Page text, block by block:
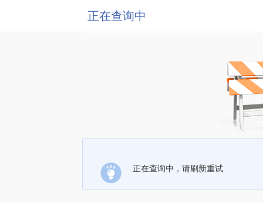
正在查询中
正在查询中，请刷新重试